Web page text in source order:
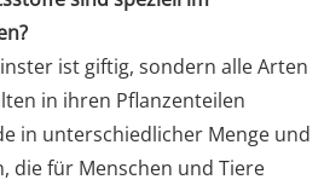
ist giftig, sondern alle Arten
in ihren Pflanzenteilen
in unterschiedlicher Menge und
die für Menschen und Tiere